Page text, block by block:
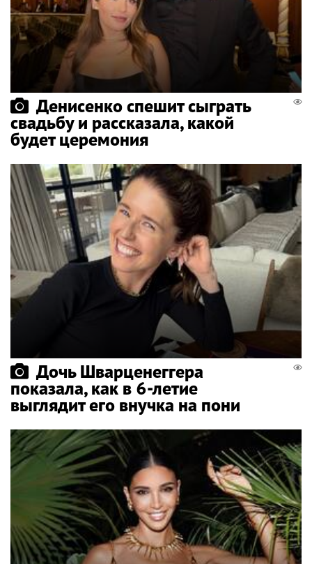
Денисенко спешит сыграть
свадьбу и рассказала, какой
будет церемония
Дочь Шварценеггера
показала, как в 6-летие
выглядит его внучка на пони